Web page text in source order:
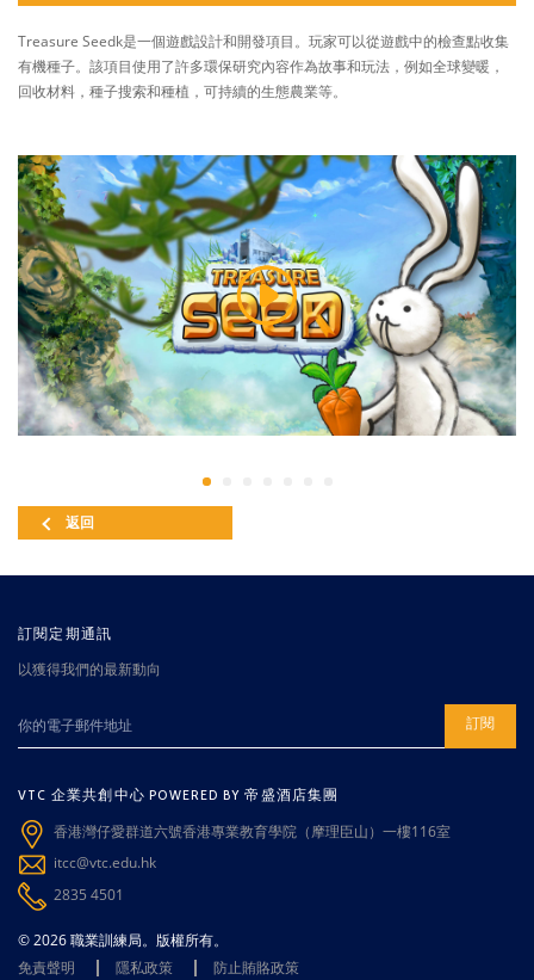
Treasure Seedk是一個遊戲設計和開發項目。玩家可以從遊戲中的檢查點收集
有機種子。該項目使用了許多環保研究內容作為故事和玩法，例如全球變暖，
回收材料，種子搜索和種植，可持續的生態農業等。
返回
訂閱定期通訊
以獲得我們的最新動向
訂閱
VTC 企業共創中心 POWERED BY 帝盛酒店集團
香港灣仔愛群道六號香港專業教育學院（摩理臣山）一樓116室
itcc@vtc.edu.hk
2835 4501
© 2026 職業訓練局。版權所有。
免責聲明
隱私政策 防止賄賂政策